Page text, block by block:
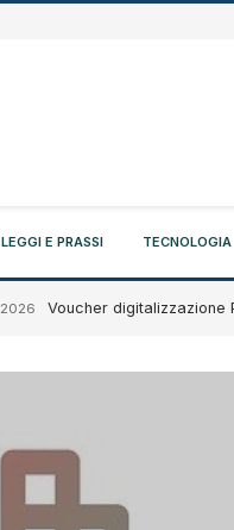
LEGGI E PRASSI TECNOLOGIA
Voucher digitalizzazione PMI